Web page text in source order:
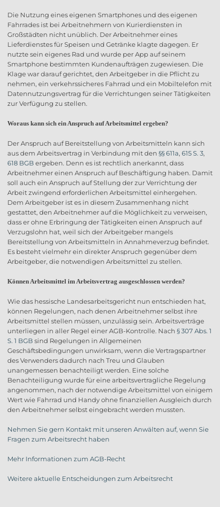
Die Nutzung eines eigenen Smartphones und des eigenen
Fahrrades ist bei Arbeitnehmern von Kurierdiensten in
Großstädten nicht unüblich. Der Arbeitnehmer eines
Lieferdienstes für Speisen und Getränke klagte dagegen. Er
nutzte sein eigenes Rad und wurde per App auf seinem
Smartphone bestimmten Kundenaufträgen zugewiesen. Die
Klage war darauf gerichtet, den Arbeitgeber in die Pflicht zu
nehmen, ein verkehrssicheres Fahrrad und ein Mobiltelefon mit
Datennutzungsvertrag für die Verrichtungen seiner Tätigkeiten
zur Verfügung zu stellen.
Woraus kann sich ein Anspruch auf Arbeitsmittel ergeben?
Der Anspruch auf Bereitstellung von Arbeitsmitteln kann sich
aus dem Arbeitsvertrag in Verbindung mit den §§ 611a, 615 S. 3,
618 BGB ergeben. Denn es ist rechtlich anerkannt, dass
Arbeitnehmer einen Anspruch auf Beschäftigung haben. Damit
soll auch ein Anspruch auf Stellung der zur Verrichtung der
Arbeit zwingend erforderlichen Arbeitsmittel einhergehen.
Dem Arbeitgeber ist es in diesem Zusammenhang nicht
gestattet, den Arbeitnehmer auf die Möglichkeit zu verweisen,
dass er ohne Erbringung der Tätigkeiten einen Anspruch auf
Verzugslohn hat, weil sich der Arbeitgeber mangels
Bereitstellung von Arbeitsmitteln in Annahmeverzug befindet.
Es besteht vielmehr ein direkter Anspruch gegenüber dem
Arbeitgeber, die notwendigen Arbeitsmittel zu stellen.
Können Arbeitsmittel im Arbeitsvertrag ausgeschlossen werden?
Wie das hessische Landesarbeitsgericht nun entschieden hat,
können Regelungen, nach denen Arbeitnehmer selbst ihre
Arbeitsmittel stellen müssen, unzulässig sein. Arbeitsverträge
unterliegen in aller Regel einer AGB-Kontrolle. Nach § 307 Abs. 1
S. 1 BGB sind Regelungen in Allgemeinen
Geschäftsbedingungen unwirksam, wenn die Vertragspartner
des Verwenders dadurch nach Treu und Glauben
unangemessen benachteiligt werden. Eine solche
Benachteiligung wurde für eine arbeitsvertragliche Regelung
angenommen, nach der notwendige Arbeitsmittel von einigem
Wert wie Fahrrad und Handy ohne finanziellen Ausgleich durch
den Arbeitnehmer selbst eingebracht werden mussten.
Nehmen Sie gern Kontakt mit unseren Anwälten auf, wenn Sie
Fragen zum Arbeitsrecht haben
Mehr Informationen zum AGB-Recht
Weitere aktuelle Entscheidungen zum Arbeitsrecht